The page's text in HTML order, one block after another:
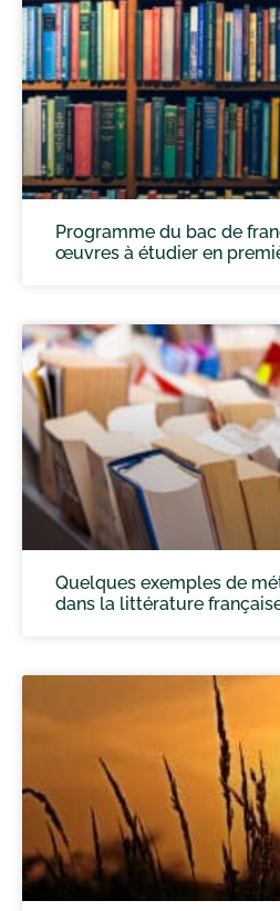
Programme du bac de
œuvres à étudier en
Quelques exemples de
dans la littérature